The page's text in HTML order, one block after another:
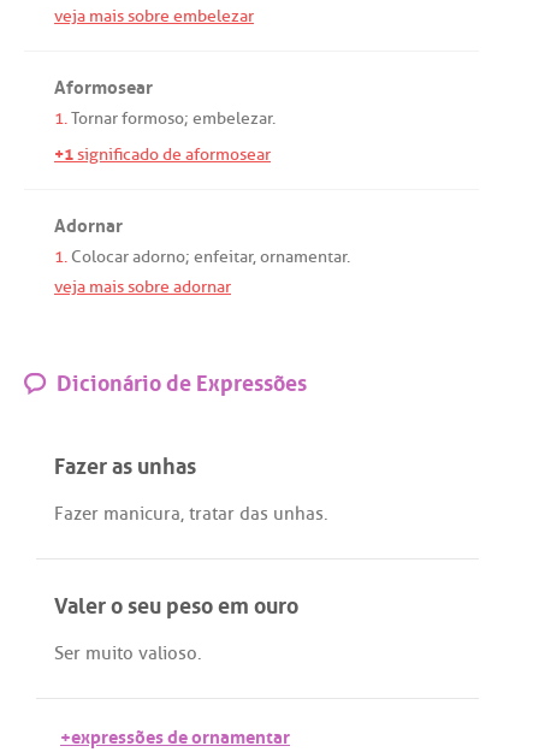
veja mais sobre embelezar
Aformosear
1.Tornarformoso; embelezar.
+1significado de aformosear
Adornar
1. Colocaradorno; enfeitar,ornamentar.
veja mais sobre adornar
Dicionário de Expressões
Fazer as unhas
Fazer manicura, tratar das unhas.
Valer o seu peso em ouro
Ser muito valioso.
+expressões de ornamentar